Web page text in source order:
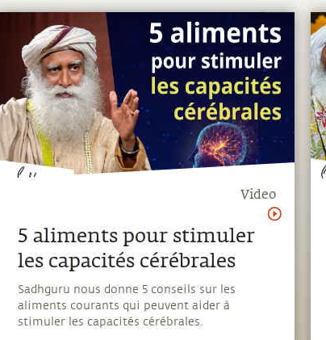
Video
5 aliments pour stimuler
les capacités cérébrales
Sadhguru nous donne 5 conseils sur les
aliments courants qui peuvent aider à
stimuler les capacités cérébrales.